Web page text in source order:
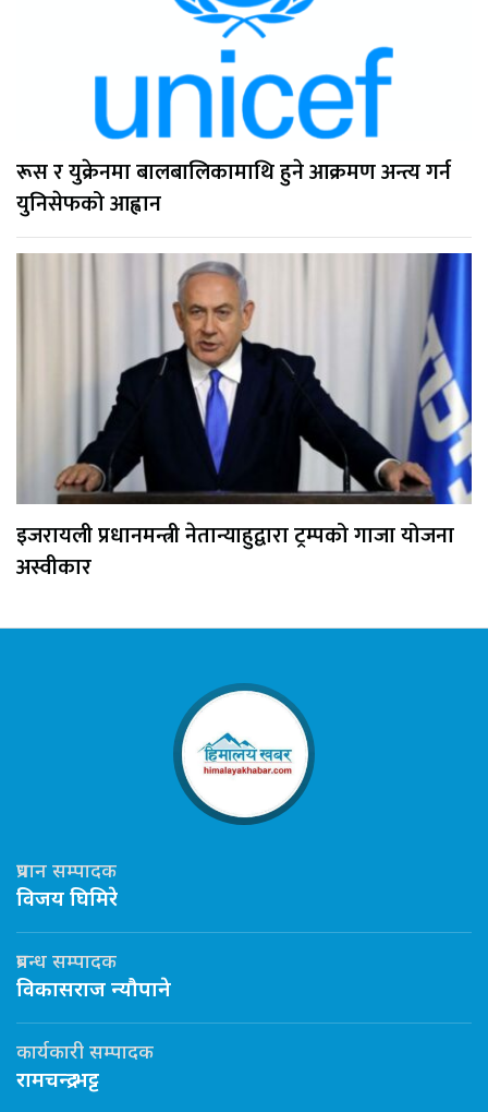
रूस र युक्रेनमा बालबालिकामाथि हुने आक्रमण अन्त्य गर्न
युनिसेफको आह्वान
इजरायली प्रधानमन्त्री नेतान्याहुद्वारा ट्रम्पको गाजा योजना
अस्वीकार
प्रधान सम्पादक
विजय घिमिरे
प्रबन्ध सम्पादक
विकासराज न्यौपाने
कार्यकारी सम्पादक
रामचन्द्र भट्ट